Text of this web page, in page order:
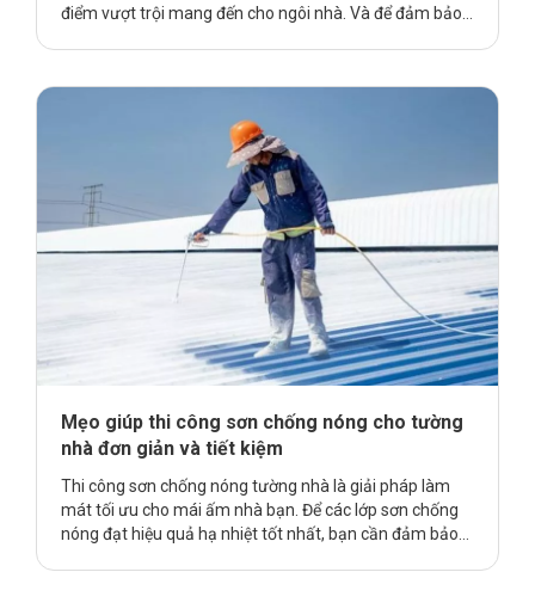
điểm vượt trội mang đến cho ngôi nhà. Và để đảm bảo
sơn này và cách thức thi công sao cho hợp lí. Tất cả …
CHỐNG NÓNG CHO MÁI TÔN
Mẹo giúp thi công sơn chống nóng cho tường
nhà đơn giản và tiết kiệm
Thi công sơn chống nóng tường nhà là giải pháp làm
mát tối ưu cho mái ấm nhà bạn. Để các lớp sơn chống
nóng đạt hiệu quả hạ nhiệt tốt nhất, bạn cần đảm bảo